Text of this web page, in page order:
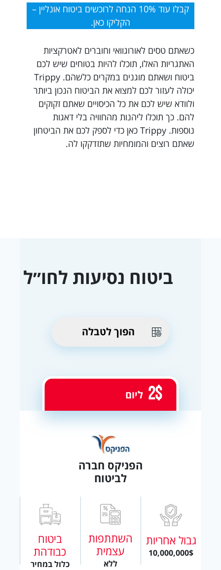
קבלו עוד 10% הנחה לרוכשים ביטוח אונליין –
הקליקו כאן.
כשאתם טסים לאורוגוואי וחוברים לאטרקציות
האתגריות האלו, תוכלו להיות בטוחים שיש לכם
ביטוח ושאתם מוגנים במקרים כלשהם. Trippy
יכולה לעזור לכם למצוא את הביטוח הנכון ביותר
ולוודא שיש לכם את כל הכיסויים שאתם זקוקים
להם. כך תוכלו ליהנות מהחוויה בלי דאגות
נוספות. Trippy כאן כדי לספק לכם את הביטחון
שאתם רוצים והמומחיות שתזדקקו לה.
הפוך לטבלה
ביטוח נסיעות לחו״ל
הפניקס חברה
לביטוח
גבול אחריות
10,000,000$
השתתפות
עצמית
ללא
ביטוח
כבודהת
כלול במחיר
2$ ליום